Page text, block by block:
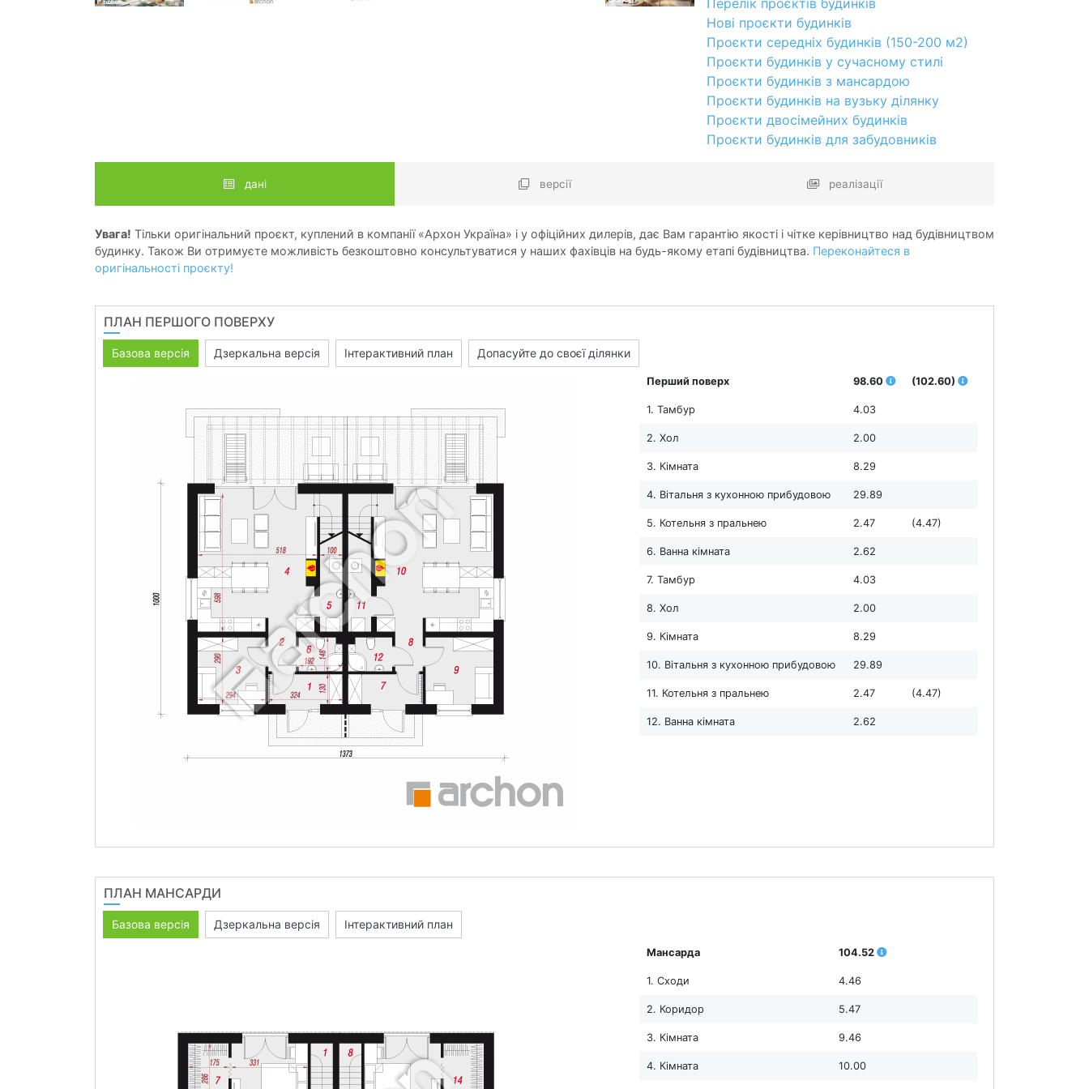
Нові проєкти будинків
Проєкти середніх будинків (150-200 м2)
Проєкти будинків у сучасному стилі
Проєкти будинків з мансардою
Проєкти будинків на вузьку ділянку
Проєкти двосімейних будинків
Проєкти будинків для забудовників
дані версії реалізації
Увага! Тільки оригінальний проєкт, куплений в компанії «Архон Україна» і у офіційних дилерів, дає Вам гарантію якості і чітке керівництво над будівництвом
будинку. Також Ви отримуєте можливість безкоштовно консультуватися у наших фахівців на будь-якому етапі будівництва. Переконайтеся в
оригінальності проєкту!
ПЛАН ПЕРШОГО ПОВЕРХУ
Базова версія Дзеркальна версія Інтерактивний план Допасуйте до своєї ділянки
Перший поверх 98.60 (102.60)
1. Тамбур 4.03
2. Хол 2.00
3. Кімната 8.29
4. Вітальня з кухонною прибудовою 29.89
5. Котельня з пральнею 2.47 (4.47)
6. Ванна кімната 2.62
7. Тамбур 4.03
8. Хол 2.00
9. Кімната 8.29
10. Вітальня з кухонною прибудовою 29.89
11. Котельня з пральнею 2.47 (4.47)
12. Ванна кімната 2.62
ПЛАН МАНСАРДИ
Базова версія Дзеркальна версія Інтерактивний план
Мансарда 104.52
1. Сходи 4.46
2. Коридор 5.47
3. Кімната 9.46
4. Кімната 10.00